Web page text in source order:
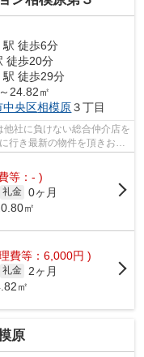
駅 徒歩6分
徒歩20分
駅 徒歩29分
24.82㎡
中央区相模原３丁目
社に負けない総合仲介店を
行き最新の物件を頂きお客
等：- )
礼金 0ヶ月
㎡
費等：6,000円 )
礼金
2ヶ月
㎡
原